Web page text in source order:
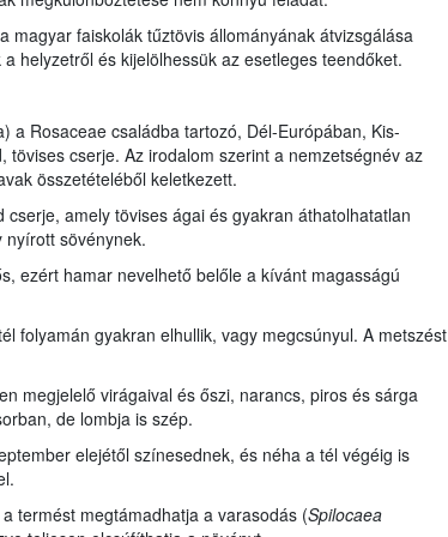
faiskolák tűztövis állományának átvizsgálása
helyzetről és kijelölhessük az esetleges teendőket.
a Rosaceae családba tartozó, Dél-Európában, Kis-
cserje. Az irodalom szerint a nemzetségnév az
összetételéből keletkezett.
amely tövises ágai és gyakran áthatolhatatlan
sövénynek.
ezért hamar nevelhető belőle a kívánt magasságú
folyamán gyakran elhullik, vagy megcsúnyul. A metszést
megjelelő virágaival és őszi, narancs, piros és sárga
de lombja is szép.
elejétől színesednek, és néha a tél végéig is
termést megtámadhatja a varasodás (Spilocaea